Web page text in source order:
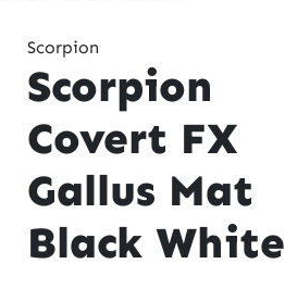
Scorpion
Scorpion
Covert FX
Gallus Mat
Black White